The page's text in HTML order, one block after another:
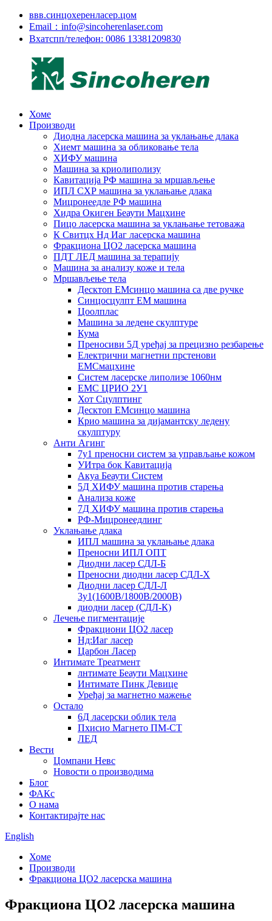
ввв.синцохеренласер.цом
Email：info@sincoherenlaser.com
Вхатспп/телефон: 0086 13381209830
Хоме
Производи
Диодна ласерска машина за уклањање длака
Хиемт машина за обликовање тела
ХИФУ машина
Машина за криолиполизу
Кавитација РФ машина за мршављење
ИПЛ СХР машина за уклањање длака
Мицронеедле РФ машина
Хидра Окиген Беаути Мацхине
Пицо ласерска машина за уклањање тетоважа
К Свитцх Нд Иаг ласерска машина
Фракциона ЦО2 ласерска машина
ПДТ ЛЕД машина за терапију
Машина за анализу коже и тела
Мршављење тела
Десктоп ЕМсинцо машина са две ручке
Синцосцулпт ЕМ машина
Цоолплас
Машина за ледене скулптуре
Кума
Преносиви 5Д уређај за прецизно резбарење
Електрични магнетни прстенови
ЕМСмацхине
Систем ласерске липолизе 1060нм
ЕМС ЦРИО 2У1
Хот Сцулптинг
Десктоп ЕМсинцо машина
Крио машина за дијамантску ледену
скулптуру
Анти Агинг
7у1 преносни систем за управљање кожом
УИтра бок Кавитација
Акуа Беаути Систем
5Д ХИФУ машина против старења
Анализа коже
7Д ХИФУ машина против старења
РФ-Мицронеедлинг
Уклањање длака
ИПЛ машина за уклањање длака
Преносни ИПЛ ОПТ
Диодни ласер СДЛ-Б
Преносни диодни ласер СДЛ-Х
Диодни ласер СДЛ-Л
3у1(1600В/1800В/2000В)
диодни ласер (СДЛ-К)
Лечење пигментације
Фракциони ЦО2 ласер
Нд:Иаг ласер
Царбон Ласер
Интимате Треатмент
лнтимате Беаути Мацхине
Интимате Пинк Девице
Уређај за магнетно мажење
Остало
6Д ласерски облик тела
Пхисио Магнето ПМ-СТ
ЛЕД
Вести
Цомпани Невс
Новости о производима
Блог
ФАКс
О нама
Контактирајте нас
English
Хоме
Производи
Фракциона ЦО2 ласерска машина
Фракциона ЦО2 ласерска машина